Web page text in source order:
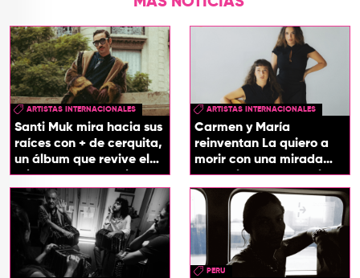
ARTISTAS INTERNACIONALES
Santi Muk mira hacia sus
raíces con + de cerquita,
un álbum que revive el
origen de sus canciones
ARTISTAS INTERNACIONALES
Carmen y María
reinventan La quiero a
morir con una mirada
entre el flamenco y el
soul
PERU